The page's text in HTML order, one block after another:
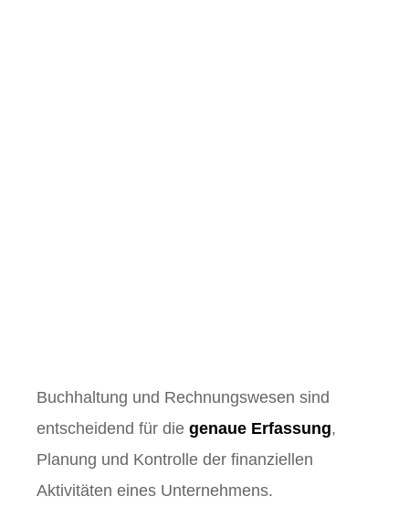
Buchhaltung und Rechnungswesen sind
entscheidend für diegenaue Erfassung,
Planung und Kontrolle der finanziellen
Aktivitäten eines Unternehmens.